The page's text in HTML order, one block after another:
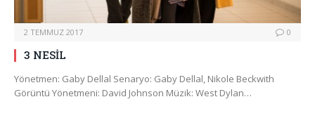
2 TEMMUZ 2017 0
3 NESİL
Yönetmen: Gaby Dellal Senaryo: Gaby Dellal, Nikole Beckwith
Görüntü Yönetmeni: David Johnson Müzik: West Dylan…